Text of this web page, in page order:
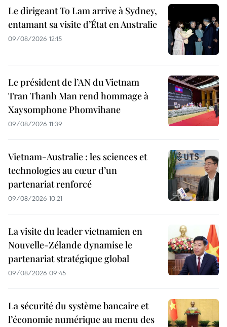
Le dirigeant To Lam arrive à Sydney,
entamant sa visite d’État en Australie
09/08/2026 12:15
Le président de l’AN du Vietnam
Tran Thanh Man rend hommage à
Xaysomphone Phomvihane
09/08/2026 11:39
Vietnam-Australie : les sciences et
technologies au cœur d’un
partenariat renforcé
09/08/2026 10:21
La visite du leader vietnamien en
Nouvelle-Zélande dynamise le
partenariat stratégique global
09/08/2026 09:45
La sécurité du système bancaire et
l’économie numérique au menu des